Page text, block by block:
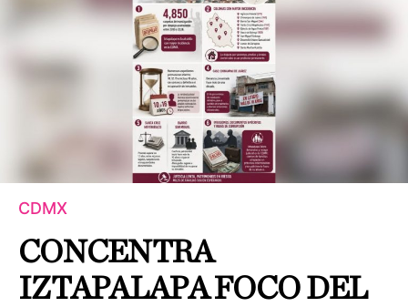
CDMX
CONCENTRA
IZTAPALAPA FOCO DEL